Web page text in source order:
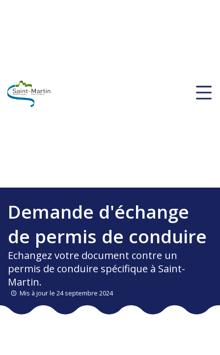
Demande d'échange
de permis de conduire
Echangez votre document contre un
permis de conduire spécifique à Saint-
Martin.
Mis à jour le 24 septembre 2024